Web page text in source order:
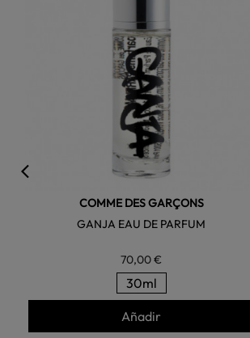
COMME DES GARÇONS
GANJA EAU DE PARFUM
70,00 €
30ml
Añadir